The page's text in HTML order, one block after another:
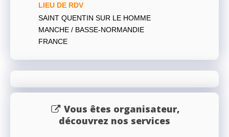
LIEU DE RDV
SAINT QUENTIN SUR LE HOMME
MANCHE / BASSE-NORMANDIE
FRANCE
Vous êtes organisateur,
découvrez nos services